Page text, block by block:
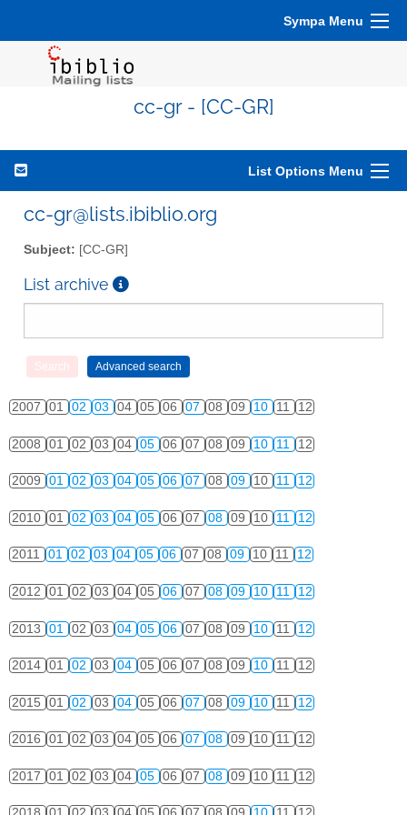
Sympa Menu
cc-gr - [CC-GR]
List Options Menu
cc-gr@lists.ibiblio.org
Subject: [CC-GR]
List archive
2007 01 02 03 04 05 06 07 08 09 10 11 12
2008 01 02 03 04 05 06 07 08 09 10 11 12
2009 01 02 03 04 05 06 07 08 09 10 11 12
2010 01 02 03 04 05 06 07 08 09 10 11 12
2011 01 02 03 04 05 06 07 08 09 10 11 12
2012 01 02 03 04 05 06 07 08 09 10 11 12
2013 01 02 03 04 05 06 07 08 09 10 11 12
2014 01 02 03 04 05 06 07 08 09 10 11 12
2015 01 02 03 04 05 06 07 08 09 10 11 12
2016 01 02 03 04 05 06 07 08 09 10 11 12
2017 01 02 03 04 05 06 07 08 09 10 11 12